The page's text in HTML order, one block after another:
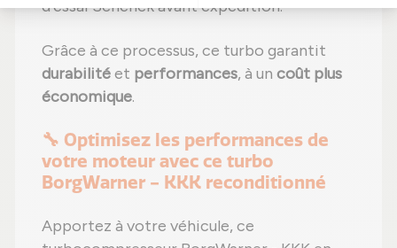
d'essai Schenck avant expédition.
Grâce à ce processus, ce turbo garantit
durabilitéet performances, à un coût plus
économique.
🔧 Optimisez les performances de
votre moteur avec ce turbo
BorgWarner - KKK reconditionné
Apportez à votre véhicule, ce